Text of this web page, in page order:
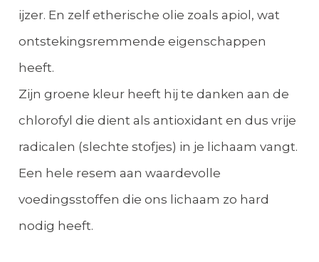
ijzer. En zelf etherische olie zoals apiol, wat
ontstekingsremmende eigenschappen
heeft.
Zijn groene kleur heeft hij te danken aan de
chlorofyl die dient als antioxidant en dus vrije
radicalen (slechte stofjes) in je lichaam vangt.
Een hele resem aan waardevolle
voedingsstoffen die ons lichaam zo hard
nodig heeft.